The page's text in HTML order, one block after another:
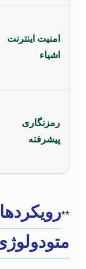
امنیت اینترنت
اشیاء
رمزنگاری
پیشرفته
**